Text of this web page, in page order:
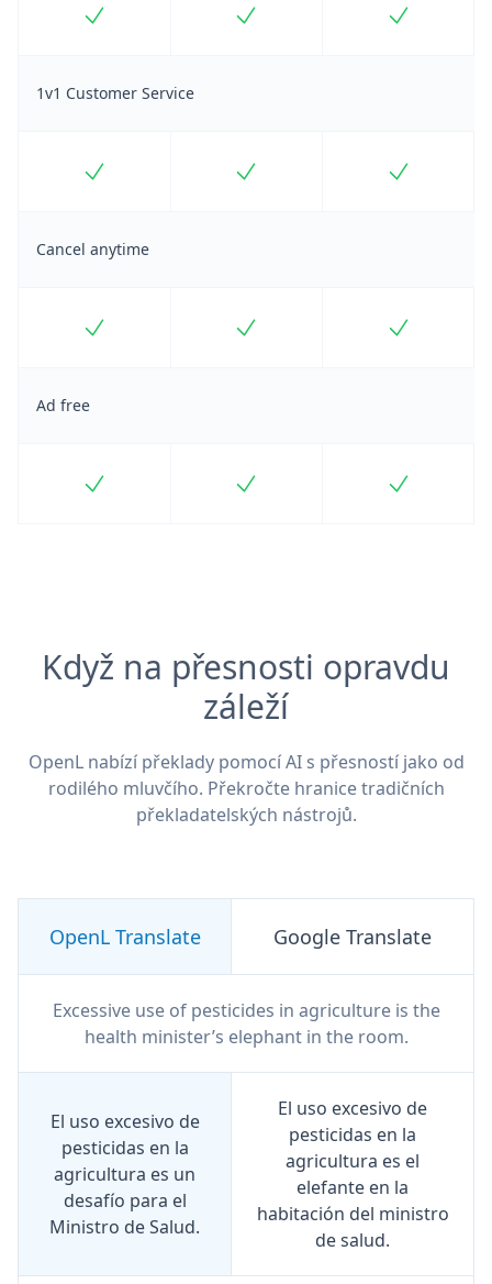
Included Included Included
1v1 Customer Service
Included Included Included
Cancel anytime
Included Included Included
Ad free
Included Included Included
Když na přesnosti opravdu
záleží
OpenL nabízí překlady pomocí AI s přesností jako od
rodilého mluvčího. Překročte hranice tradičních
překladatelských nástrojů.
OpenL Translate Google Translate
Excessive use of pesticides in agriculture is the
health minister’s elephant in the room.
El uso excesivo de
pesticidas en la
agricultura es un
desafío para el
Ministro de Salud.
El uso excesivo de
pesticidas en la
agricultura es el
elefante en la
habitación del ministro
de salud.